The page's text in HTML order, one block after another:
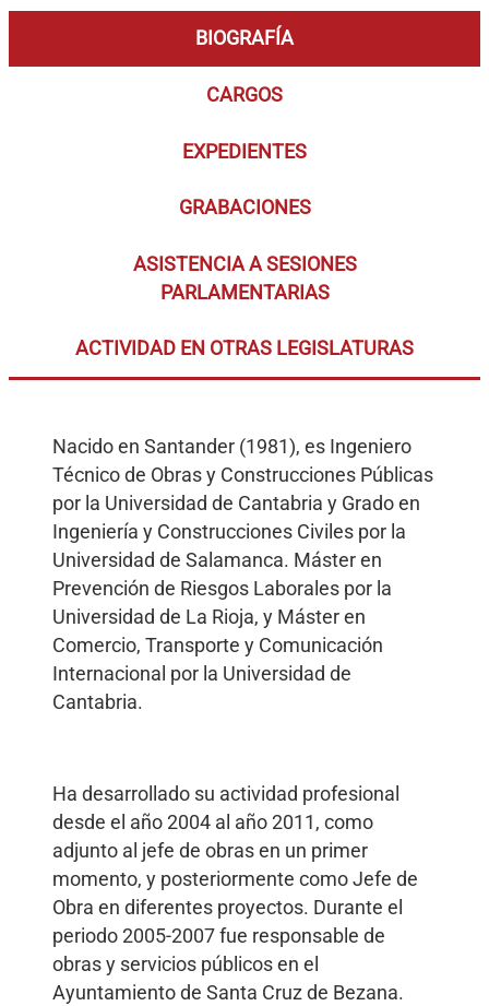
BIOGRAFÍA
CARGOS
EXPEDIENTES
GRABACIONES
ASISTENCIA A SESIONES
PARLAMENTARIAS
ACTIVIDAD EN OTRAS LEGISLATURAS
Nacido en Santander (1981), es Ingeniero
Técnico de Obras y Construcciones Públicas
por la Universidad de Cantabria y Grado en
Ingeniería y Construcciones Civiles por la
Universidad de Salamanca. Máster en
Prevención de Riesgos Laborales por la
Universidad de La Rioja, y Máster en
Comercio, Transporte y Comunicación
Internacional por la Universidad de
Cantabria.
Ha desarrollado su actividad profesional
desde el año 2004 al año 2011, como
adjunto al jefe de obras en un primer
momento, y posteriormente como Jefe de
Obra en diferentes proyectos. Durante el
periodo 2005-2007 fue responsable de
obras y servicios públicos en el
Ayuntamiento de Santa Cruz de Bezana.